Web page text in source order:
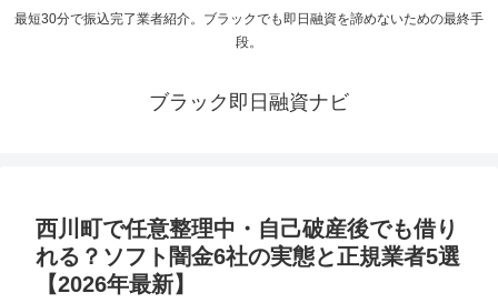
最短30分で振込完了業者紹介。ブラックでも即日融資を諦めないための最終手
段。
ブラック即日融資ナビ
西川町で任意整理中・自己破産後でも借り
れる？ソフト闇金6社の実態と正規業者5選
【2026年最新】